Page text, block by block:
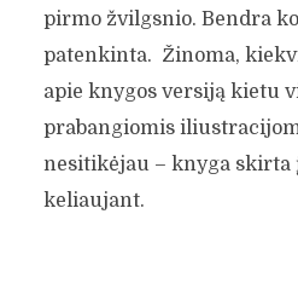
pirmo žvilgsnio. Bendra
patenkinta. Žinoma,
apie knygos versiją kietu
prabangiomis
nesitikėjau – knyga
keliaujant.